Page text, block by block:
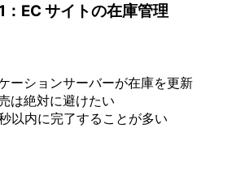
EC サイトの在庫管理
ーションサーバーが在庫を更新
は絶対に避けたい
以内に完了することが多い